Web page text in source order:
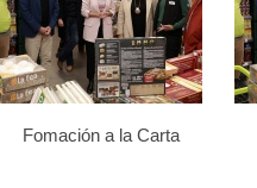
Fomación a la Carta